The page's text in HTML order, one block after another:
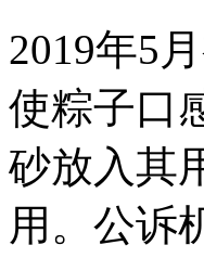
2019年5
使粽子口
砂放入其
用。公诉